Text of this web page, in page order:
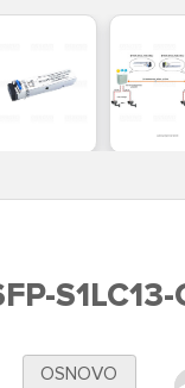
S1LC13-
OSNOVO